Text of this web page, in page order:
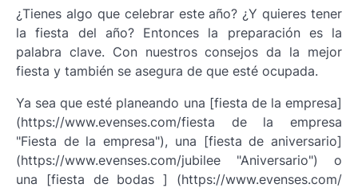
¿Tienes algo que celebrar este año? ¿Y quieres tener
la fiesta del año? Entonces la preparación es la
palabra clave. Con nuestros consejos da la mejor
fiesta y también se asegura de que esté ocupada.
Ya sea que esté planeando una [fiesta de la empresa]
(https://www.evenses.com/fiesta de la empresa
"Fiesta de la empresa"), una [fiesta de aniversario]
(https://www.evenses.com/jubilee "Aniversario") o
una [fiesta de bodas ] (https://www.evenses.com/